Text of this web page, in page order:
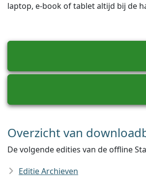
laptop, e-book of tablet altijd bij de
Overzicht van
De volgende edities van de offline
Editie Archieven